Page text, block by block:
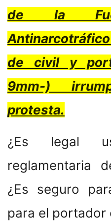
de la
de civil y
9mm-)
protesta.
¿Es legal
reglamentaria
¿Es seguro
para el portador